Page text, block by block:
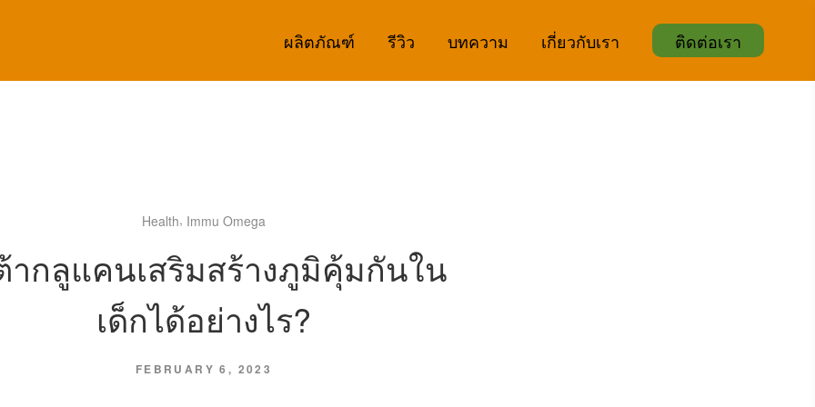
ผลิตภัณฑ์ รีวิว บทความ เกี่ยวกับเรา ติดต่อเรา
Health, Immu Omega
ากลูแคนเสริมสร้างภูมิคุ้มกันใน
เด็กได้อย่างไร?
FEBRUARY 6, 2023